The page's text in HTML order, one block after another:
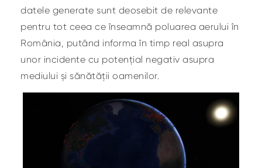
datele generate sunt deosebit de relevante
pentru tot ceea ce înseamnă poluarea aerului în
România, putând informa în timp real asupra
unor incidente cu potențial negativ asupra
mediului și sănătății oamenilor.